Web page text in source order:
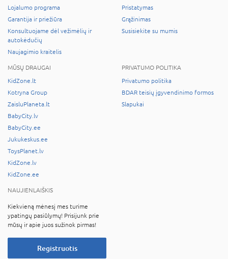
Lojalumo programa
Garantija ir priežiūra
Konsultuojame dėl vežimėlių ir
autokėdučių
Naujagimio kraitelis
Pristatymas
Grąžinimas
Susisiekite su mumis
MŪSŲ DRAUGAI
KidZone.lt
Kotryna Group
ZaisluPlaneta.lt
BabyCity.lv
BabyCity.ee
Jukukeskus.ee
ToysPlanet.lv
KidZone.lv
KidZone.ee
PRIVATUMO POLITIKA
Privatumo politika
BDAR teisių įgyvendinimo formos
Slapukai
NAUJIENLAIŠKIS
Kiekvieną mėnesį mes turime
ypatingų pasiūlymų! Prisijunk prie
mūsų ir apie juos sužinok pirmas!
Registruotis